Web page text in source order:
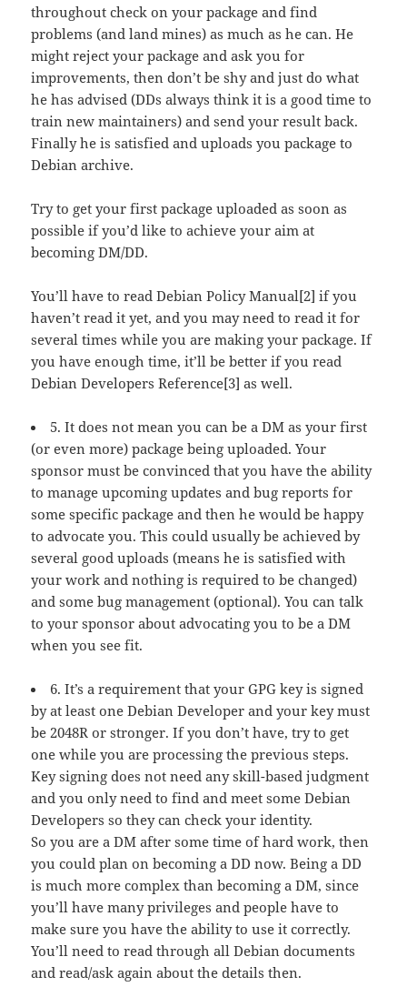
throughout check on your package and find
problems (and land mines) as much as he can. He
might reject your package and ask you for
improvements, then don’t be shy and just do what
he has advised (DDs always think it is a good time to
train new maintainers) and send your result back.
Finally he is satisfied and uploads you package to
Debian archive.
Try to get your first package uploaded as soon as
possible if you’d like to achieve your aim at
becoming DM/DD.
You’ll have to read Debian Policy Manual[2] if you
haven’t read it yet, and you may need to read it for
several times while you are making your package. If
you have enough time, it’ll be better if you read
Debian Developers Reference[3] as well.
5. It does not mean you can be a DM as your first
(or even more) package being uploaded. Your
sponsor must be convinced that you have the ability
to manage upcoming updates and bug reports for
some specific package and then he would be happy
to advocate you. This could usually be achieved by
several good uploads (means he is satisfied with
your work and nothing is required to be changed)
and some bug management (optional). You can talk
to your sponsor about advocating you to be a DM
when you see fit.
6. It’s a requirement that your GPG key is signed
by at least one Debian Developer and your key must
be 2048R or stronger. If you don’t have, try to get
one while you are processing the previous steps.
Key signing does not need any skill-based judgment
and you only need to find and meet some Debian
Developers so they can check your identity.
So you are a DM after some time of hard work, then
you could plan on becoming a DD now. Being a DD
is much more complex than becoming a DM, since
you’ll have many privileges and people have to
make sure you have the ability to use it correctly.
You’ll need to read through all Debian documents
and read/ask again about the details then.